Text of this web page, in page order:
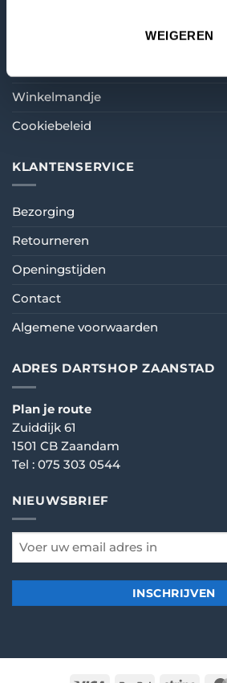
WEIGEREN
Winkelmandje
Cookiebeleid
KLANTENSERVICE
Bezorging
Retourneren
Openingstijden
Contact
Algemene voorwaarden
ADRES DARTSHOP ZAANSTAD
Plan je route
Zuiddijk 61
1501 CB Zaandam
Tel : 075 303 0544
NIEUWSBRIEF
email
*